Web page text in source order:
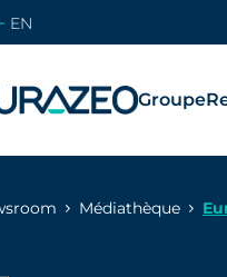
EN
Groupe
Médiathèque